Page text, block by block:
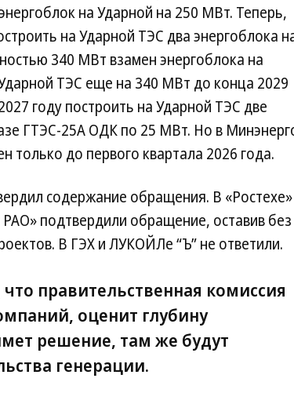
на Ударной на 250 МВт. Теперь,
на Ударной ТЭС два энергоблока
340 МВт взамен энергоблока на
ТЭС еще на 340 МВт до конца 2029
году построить на Ударной ТЭС две
ГТЭС-25A ОДК по 25 МВт. Но в
только до первого квартала 2026 года.
содержание обращения. В «Ростехе»
подтвердили обращение, оставив без
В ГЭХ и ЛУКОЙЛе “Ъ” не ответили.
правительственная комиссия
оценит глубину
решение, там же будут
генерации.